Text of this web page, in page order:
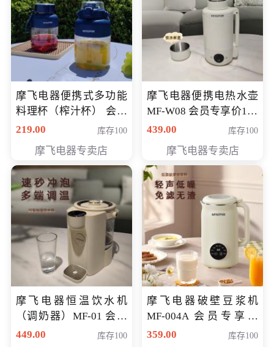
摩飞电器便携式多功能
料理杯（榨汁杯） 会员
专享价118元
219.00 库存100
摩飞电器专卖店
摩飞电器便携电热水壶
MF-W08 会员专享价198
元
439.00 库存100
摩飞电器专卖店
摩飞电器恒温饮水机
（调奶器）MF-01 会员
专享价366元
449.00 库存100
摩飞电器破壁豆浆机
MF-004A 会员专享价
168元
359.00 库存100